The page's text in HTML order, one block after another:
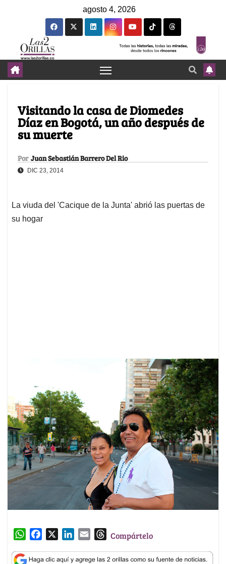
agosto 4, 2026
Visitando la casa de Diomedes
Díaz en Bogotá, un año después de
su muerte
Por Juan Sebastián Barrero Del Rio
DIC 23, 2014
La viuda del 'Cacique de la Junta' abrió las puertas de
su hogar
W
a
c
n
a
T
r
Compártelo